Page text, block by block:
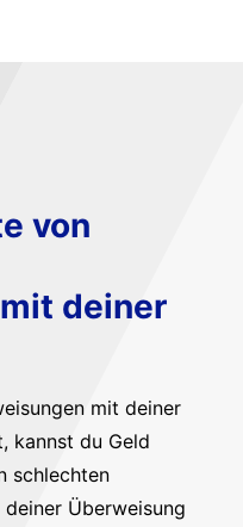
von
deiner
mit deiner
kannst du Geld
schlechten
Überweisung